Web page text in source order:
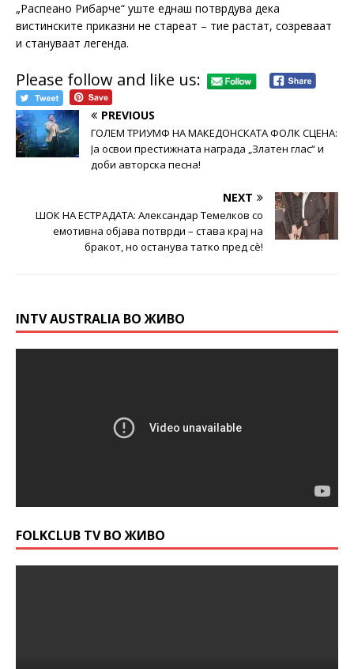
„Распеано Рибарче“ уште еднаш потврдува дека
вистинските приказни не стареат – тие растат, созреваат
и стануваат легенда.
Please follow and like us:
PREVIOUS
ГОЛЕМ ТРИУМФ НА МАКЕДОНСКАТА ФОЛК СЦЕНА:
Ја освои престижната награда „Златен глас“ и
доби авторска песна!
NEXT
ШОК НА ЕСТРАДАТА: Александар Темелков со
емотивна објава потврди – става крај на
бракот, но останува татко пред сè!
INTV AUSTRALIA ВО ЖИВО
FOLKCLUB TV ВО ЖИВО